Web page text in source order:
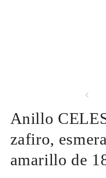
Anillo
zafiro,
amarillo de